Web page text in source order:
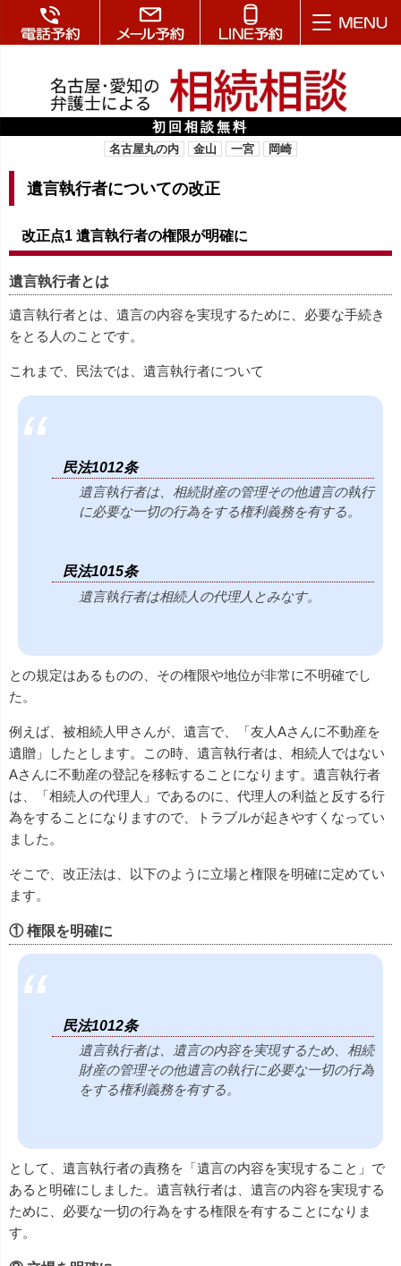
初回相談無料
名古屋丸の内 金山 一宮 岡崎
遺言執行者についての改正
改正点1 遺言執行者の権限が明確に
遺言執行者とは
遺言執行者とは、遺言の内容を実現するために、必要な手続き
をとる人のことです。
これまで、民法では、遺言執行者について
民法1012条
遺言執行者は、相続財産の管理その他遺言の執行
に必要な一切の行為をする権利義務を有する。
民法1015条
遺言執行者は相続人の代理人とみなす。
との規定はあるものの、その権限や地位が非常に不明確でし
た。
例えば、被相続人甲さんが、遺言で、「友人Aさんに不動産を
遺贈」したとします。この時、遺言執行者は、相続人ではない
Aさんに不動産の登記を移転することになります。遺言執行者
は、「相続人の代理人」であるのに、代理人の利益と反する行
為をすることになりますので、トラブルが起きやすくなってい
ました。
そこで、改正法は、以下のように立場と権限を明確に定めてい
ます。
① 権限を明確に
民法1012条
遺言執行者は、遺言の内容を実現するため、相続
財産の管理その他遺言の執行に必要な一切の行為
をする権利義務を有する。
として、遺言執行者の責務を「遺言の内容を実現すること」で
あると明確にしました。遺言執行者は、遺言の内容を実現する
ために、必要な一切の行為をする権限を有することになりま
す。